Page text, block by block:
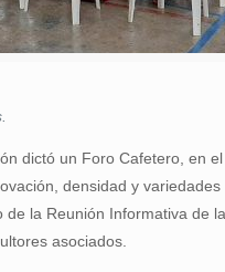
dictó un Foro Cafetero, en
densidad y variedades
de la Reunión Informativa de la
asociados.